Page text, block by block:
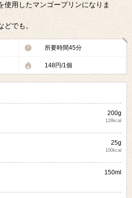
使用したマンゴープリンになりま
でも。
所要時間45分
148円/1個
200g
128kcal
25g
100kcal
150ml